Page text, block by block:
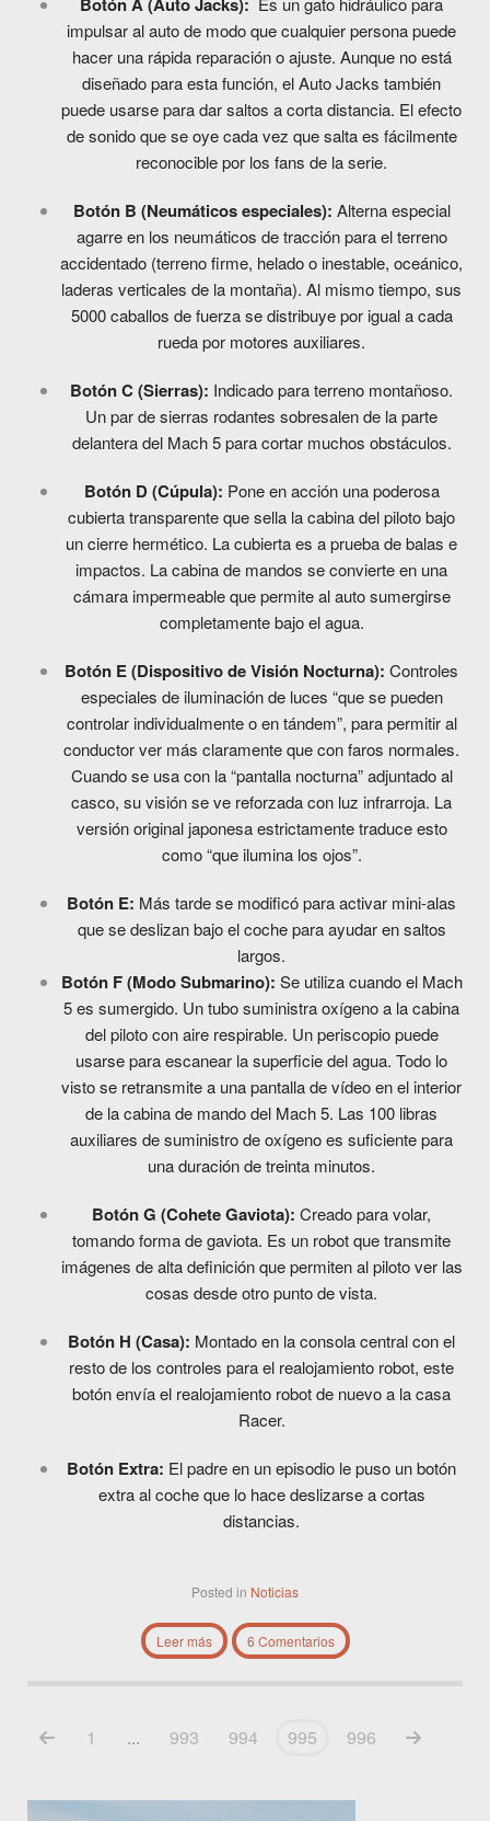
Botón A (Auto Jacks):
impulsar al auto de modo que cualquier persona puede
hacer una rápida reparación o ajuste. Aunque no está
diseñado para esta función, el Auto Jacks también
puede usarse para dar saltos a corta distancia. El efecto
de sonido que se oye cada vez que salta es fácilmente
reconocible por los fans de la serie.
Botón B (Neumáticos especiales): Alterna especial
agarre en los neumáticos de tracción para el terreno
accidentado (terreno firme, helado o inestable, oceánico,
laderas verticales de la montaña). Al mismo tiempo, sus
5000 caballos de fuerza se distribuye por igual a cada
rueda por motores auxiliares.
Botón C (Sierras): Indicado para terreno montañoso.
Un par de sierras rodantes sobresalen de la parte
delantera del Mach 5 para cortar muchos obstáculos.
Botón D (Cúpula): Pone en acción una poderosa
cubierta transparente que sella la cabina del piloto bajo
un cierre hermético. La cubierta es a prueba de balas e
impactos. La cabina de mandos se convierte en una
cámara impermeable que permite al auto sumergirse
completamente bajo el agua.
Botón E (Dispositivo de Visión Nocturna): Controles
especiales de iluminación de luces “que se pueden
controlar individualmente o en tándem”, para permitir al
conductor ver más claramente que con faros normales.
Cuando se usa con la “pantalla nocturna” adjuntado al
casco, su visión se ve reforzada con luz infrarroja. La
versión original japonesa estrictamente traduce esto
como “que ilumina los ojos”.
Botón E: Más tarde se modificó para activar mini-alas
que se deslizan bajo el coche para ayudar en saltos
largos.
Botón F (Modo Submarino): Se utiliza cuando el Mach
5 es sumergido. Un tubo suministra oxígeno a la cabina
del piloto con aire respirable. Un periscopio puede
usarse para escanear la superficie del agua. Todo lo
visto se retransmite a una pantalla de vídeo en el interior
de la cabina de mando del Mach 5. Las 100 libras
auxiliares de suministro de oxígeno es suficiente para
una duración de treinta minutos.
Botón G (Cohete Gaviota): Creado para volar,
tomando forma de gaviota. Es un robot que transmite
imágenes de alta definición que permiten al piloto ver las
cosas desde otro punto de vista.
Botón H (Casa): Montado en la consola central con el
resto de los controles para el realojamiento robot, este
botón envía el realojamiento robot de nuevo a la casa
Racer.
Botón Extra: El padre en un episodio le puso un botón
extra al coche que lo hace deslizarse a cortas
distancias.
Posted in Noticias
Leer más 6 Comentarios
1 ... 993 994 995 996